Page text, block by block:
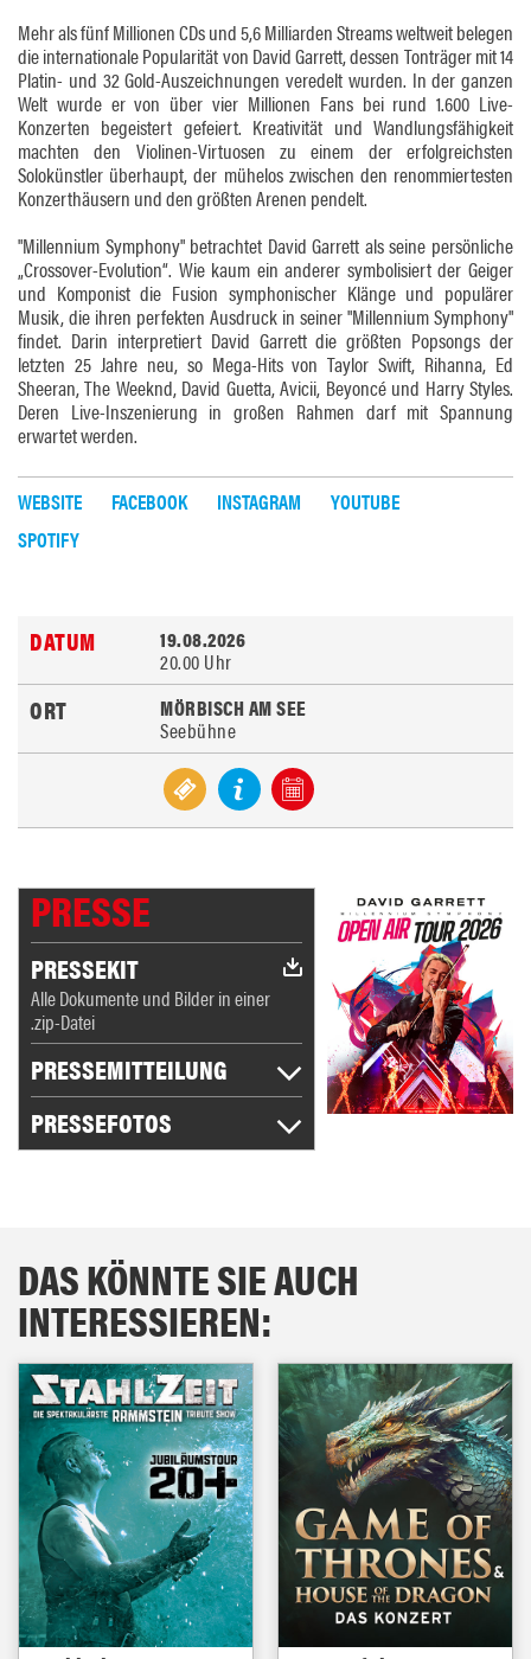
Mehr als fünf Millionen CDs und 5,6 Milliarden Streams weltweit belegen
die internationale Popularität von David Garrett, dessen Tonträger mit 14
Platin- und 32 Gold-Auszeichnungen veredelt wurden. In der ganzen
Welt wurde er von über vier Millionen Fans bei rund 1.600 Live-
Konzerten begeistert gefeiert. Kreativität und Wandlungsfähigkeit
machten den Violinen-Virtuosen zu einem der erfolgreichsten
Solokünstler überhaupt, der mühelos zwischen den renommiertesten
Konzerthäusern und den größten Arenen pendelt.
"Millennium Symphony" betrachtet David Garrett als seine persönliche
„Crossover-Evolution“. Wie kaum ein anderer symbolisiert der Geiger
und Komponist die Fusion symphonischer Klänge und populärer
Musik, die ihren perfekten Ausdruck in seiner "Millennium Symphony"
findet. Darin interpretiert David Garrett die größten Popsongs der
letzten 25 Jahre neu, so Mega-Hits von Taylor Swift, Rihanna, Ed
Sheeran, The Weeknd, David Guetta, Avicii, Beyoncé und Harry Styles.
Deren Live-Inszenierung in großen Rahmen darf mit Spannung
erwartet werden.
WEBSITE FACEBOOK INSTAGRAM
YOUTUBE
SPOTIFY
19.08.2026
20.00 Uhr
MÖRBISCH AM SEE
Seebühne
PRESSE
PRESSEKIT
Alle Dokumente und Bilder in einer
.zip-Datei
PRESSEMITTEILUNG
PRESSEFOTOS
DAS KÖNNTE SIE AUCH
INTERESSIEREN: